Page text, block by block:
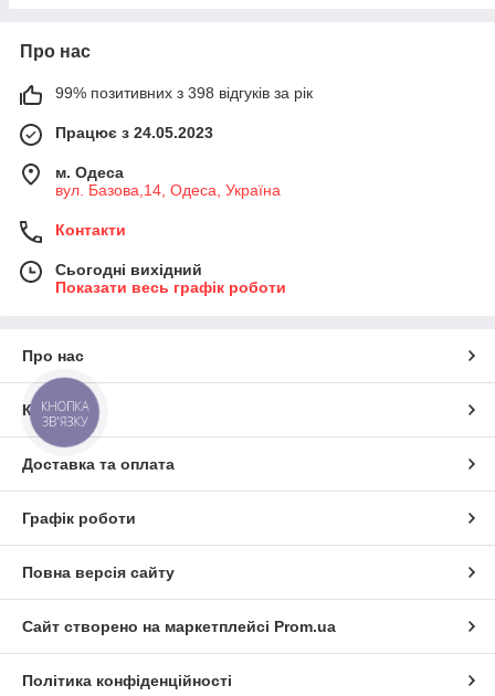
нові види продукції,що відповідають найсуворішим
Про нас
99% позитивних з 398 відгуків за рік
Працює з 24.05.2023
м. Одеса
вул. Базова,14, Одеса, Україна
Контакти
Сьогодні вихідний
Показати весь графік роботи
Про нас
Контакти
Доставка та оплата
Графік роботи
Повна версія сайту
Сайт створено на маркетплейсі Prom.ua
Політика конфіденційності
КНОПКА
ЗВ'ЯЗКУ